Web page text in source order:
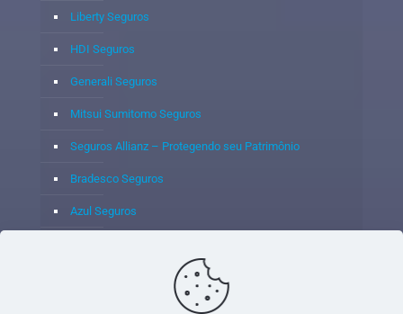
Liberty Seguros
HDI Seguros
Generali Seguros
Mitsui Sumitomo Seguros
Seguros Allianz – Protegendo seu Patrimônio
Bradesco Seguros
Azul Seguros